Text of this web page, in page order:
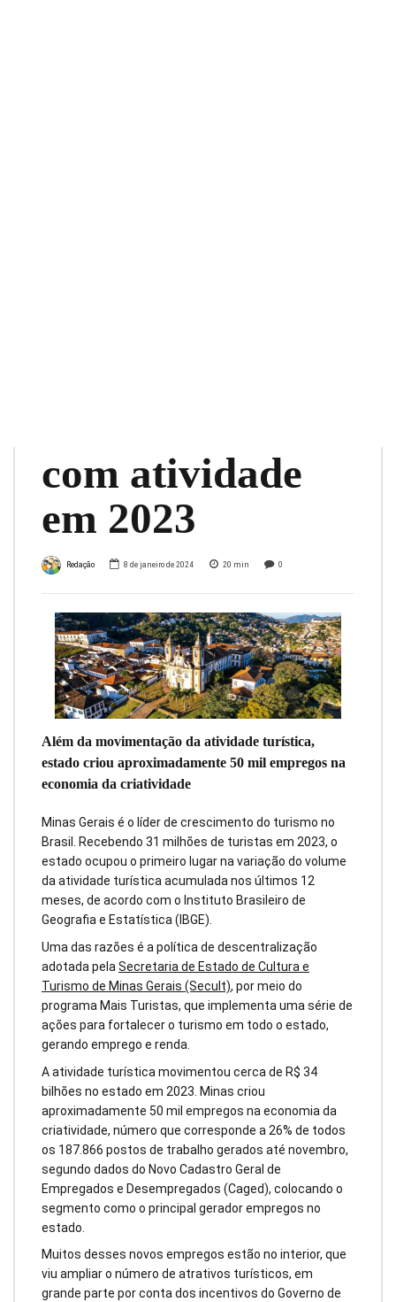
com atividade
em 2023
Redação 8 de janeiro de 2024 20 min 0
Além da movimentação da atividade turística,
estado criou aproximadamente 50 mil empregos na
economia da criatividade
Minas Gerais é o líder de crescimento do turismo no
Brasil. Recebendo 31 milhões de turistas em 2023, o
estado ocupou o primeiro lugar na variação do volume
da atividade turística acumulada nos últimos 12
meses, de acordo com o Instituto Brasileiro de
Geografia e Estatística (IBGE).
Uma das razões é a política de descentralização
adotada pela Secretaria de Estado de Cultura e
Turismo de Minas Gerais (Secult), por meio do
programa Mais Turistas, que implementa uma série de
ações para fortalecer o turismo em todo o estado,
gerando emprego e renda.
A atividade turística movimentou cerca de R$ 34
bilhões no estado em 2023. Minas criou
aproximadamente 50 mil empregos na economia da
criatividade, número que corresponde a 26% de todos
os 187.866 postos de trabalho gerados até novembro,
segundo dados do Novo Cadastro Geral de
Empregados e Desempregados (Caged), colocando o
segmento como o principal gerador empregos no
estado.
Muitos desses novos empregos estão no interior, que
viu ampliar o número de atrativos turísticos, em
grande parte por conta dos incentivos do Governo de